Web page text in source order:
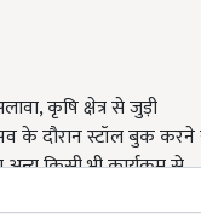
कृषि क्षेत्र से जुड़ी
दौरान स्टॉल बुक करने या
किसी भी कार्यक्रम से
के लिए MFOI की